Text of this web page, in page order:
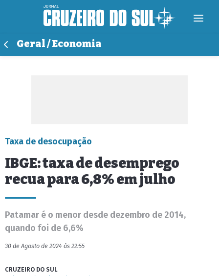
Geral / Economia
Taxa de desocupação
IBGE: taxa de desemprego
recua para 6,8% em julho
Patamar é o menor desde dezembro de 2014,
quando foi de 6,6%
30 de Agosto de 2024 às 22:55
CRUZEIRO DO SUL